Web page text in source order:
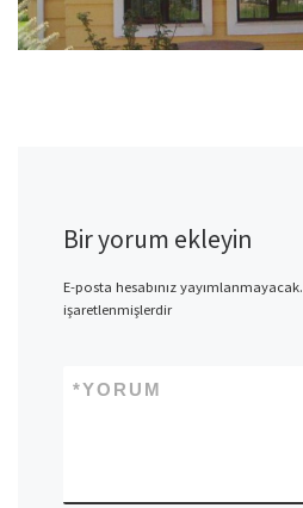
Bir yorum ekleyin
E-posta hesabınız yayımlanmayacak.
işaretlenmişlerdir
YORUM
*